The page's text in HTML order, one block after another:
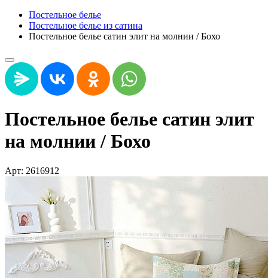
Постельное белье
Постельное белье из сатина
Постельное белье сатин элит на молнии / Бохо
Постельное белье сатин элит
на молнии / Бохо
Арт: 2616912